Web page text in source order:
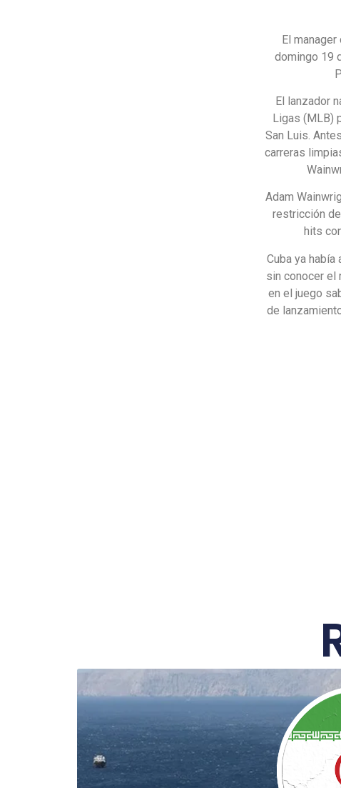
El
domingo 19
El lanzador
Ligas (MLB)
San Luis.
carreras
Adam
restricción
hits
Cuba ya había
sin conocer el
en el juego
de